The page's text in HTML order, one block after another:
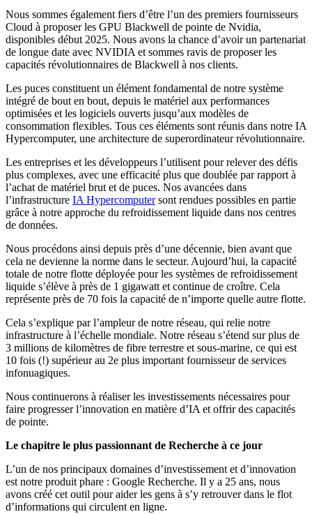
Nous sommes également fiers d’être l’un des premiers fournisseurs
Cloud à proposer les GPU Blackwell de pointe de Nvidia,
disponibles début 2025. Nous avons la chance d’avoir un partenariat
de longue date avec NVIDIA et sommes ravis de proposer les
capacités révolutionnaires de Blackwell à nos clients.
Les puces constituent un élément fondamental de notre système
intégré de bout en bout, depuis le matériel aux performances
optimisées et les logiciels ouverts jusqu’aux modèles de
consommation flexibles. Tous ces éléments sont réunis dans notre IA
Hypercomputer, une architecture de superordinateur révolutionnaire.
Les entreprises et les développeurs l’utilisent pour relever des défis
plus complexes, avec une efficacité plus que doublée par rapport à
l’achat de matériel brut et de puces. Nos avancées dans
l’infrastructure IA Hypercomputersont rendues possibles en partie
grâce à notre approche du refroidissement liquide dans nos centres
de données.
Nous procédons ainsi depuis près d’une décennie, bien avant que
cela ne devienne la norme dans le secteur. Aujourd’hui, la capacité
totale de notre flotte déployée pour les systèmes de refroidissement
liquide s’élève à près de 1 gigawatt et continue de croître. Cela
représente près de 70 fois la capacité de n’importe quelle autre flotte.
Cela s’explique par l’ampleur de notre réseau, qui relie notre
infrastructure à l’échelle mondiale. Notre réseau s’étend sur plus de
3 millions de kilomètres de fibre terrestre et sous-marine, ce qui est
10 fois (!) supérieur au 2e plus important fournisseur de services
infonuagiques.
Nous continuerons à réaliser les investissements nécessaires pour
faire progresser l’innovation en matière d’IA et offrir des capacités
de pointe.
Le chapitre le plus passionnant de Recherche à ce jour
L’un de nos principaux domaines d’investissement et d’innovation
est notre produit phare : Google Recherche. Il y a 25 ans, nous
avons créé cet outil pour aider les gens à s’y retrouver dans le flot
d’informations qui circulent en ligne.